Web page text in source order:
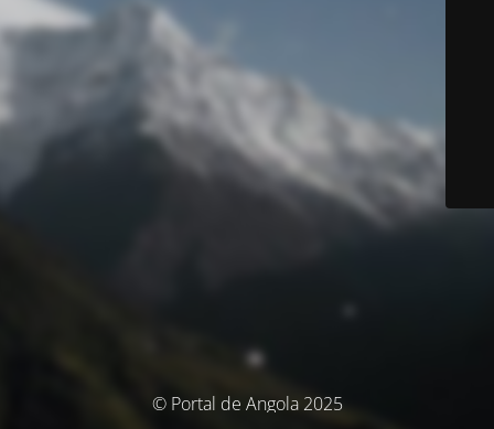
© Portal de Angola 2025